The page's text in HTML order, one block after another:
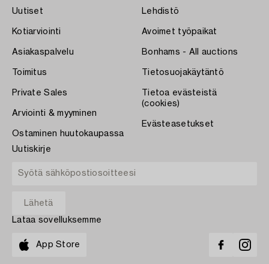
Uutiset
Kotiarviointi
Asiakaspalvelu
Toimitus
Private Sales
Arviointi & myyminen
Ostaminen huutokaupassa
Lehdistö
Avoimet työpaikat
Bonhams - All auctions
Tietosuojakäytäntö
Tietoa evästeistä
(cookies)
Evästeasetukset
Uutiskirje
Lataa sovelluksemme
App Store